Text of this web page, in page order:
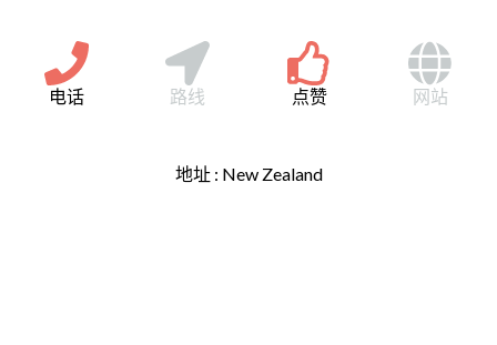
电话 路线 点赞 网站
地址 : New Zealand